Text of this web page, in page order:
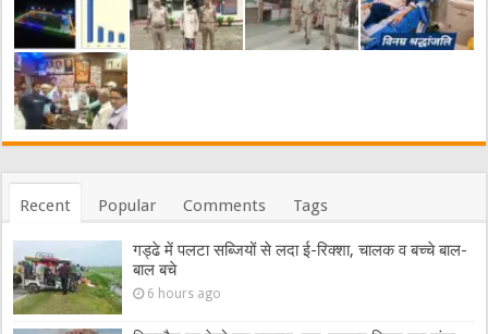
Recent Popular Comments Tags
गड्ढे में पलटा सब्जियों से लदा ई-रिक्शा, चालक व बच्चे बाल-
बाल बचे
6 hours ago